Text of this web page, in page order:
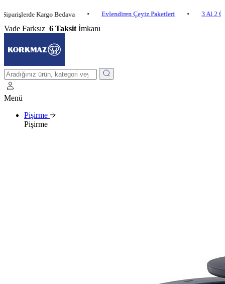
Kargo Bedava • Evlendiren Çeyiz Paketleri • 3 Al 2 Öde
Vade Farksız 6 Taksit İmkanı
Menü
Pişirme
Pişirme